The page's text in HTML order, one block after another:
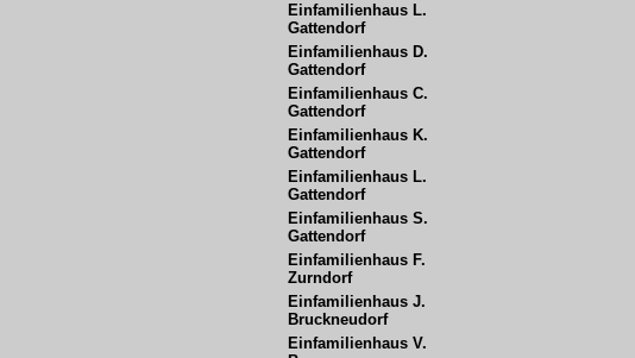
Einfamilienhaus L.
Gattendorf
Einfamilienhaus D.
Gattendorf
Einfamilienhaus C.
Gattendorf
Einfamilienhaus K.
Gattendorf
Einfamilienhaus L.
Gattendorf
Einfamilienhaus S.
Gattendorf
Einfamilienhaus F.
Zurndorf
Einfamilienhaus J.
Bruckneudorf
Einfamilienhaus V.